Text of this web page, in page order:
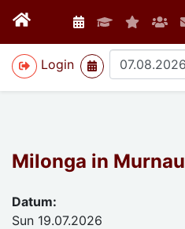
Login
>
Milonga in Murnau
Datum:
Sun 19.07.2026